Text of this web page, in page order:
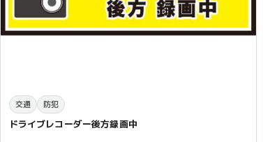
交通 防犯
ドライブレコーダー後方録画中